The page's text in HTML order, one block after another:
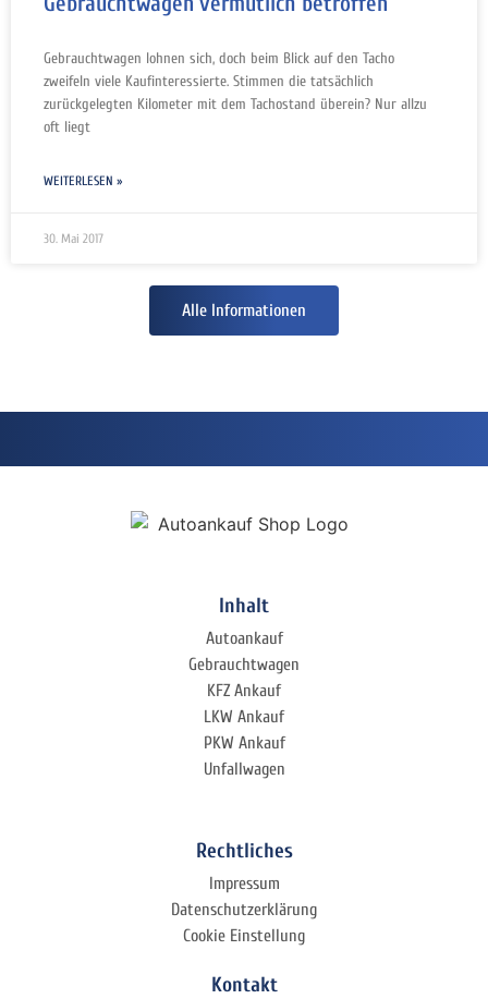
Gebrauchtwagen lohnen sich, doch beim Blick auf den Tacho
zweifeln viele Kaufinteressierte. Stimmen die tatsächlich
zurückgelegten Kilometer mit dem Tachostand überein? Nur allzu
oft liegt
WEITERLESEN »
30. Mai 2017
Alle Informationen
Inhalt
Autoankauf
Gebrauchtwagen
KFZ Ankauf
LKW Ankauf
PKW Ankauf
Unfallwagen
Rechtliches
Impressum
Datenschutzerklärung
Cookie Einstellung
Kontakt